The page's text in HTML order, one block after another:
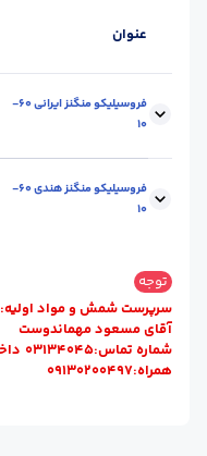
عنوان
فروسیلیکو منگنز ایرانی 60-
10
آنالیز :60-14
فروسیلیکو منگنز هندی 60-
10
آنالیز :
سایز :10-60
توجه
سرپرست شمش و مواد اولیه:
آقای مسعود مهماندوست
شماره تماس:03134045 داخلی ۳۳۰
همراه:09130200497